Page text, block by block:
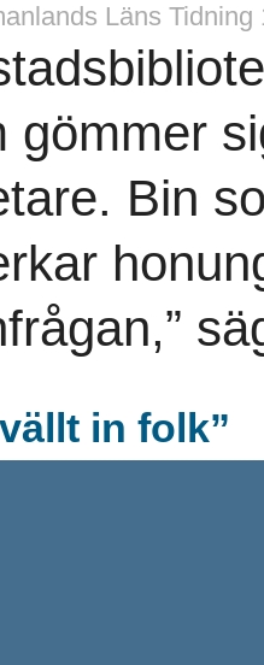
Läns Tidning
gömmer
Bin
in folk”